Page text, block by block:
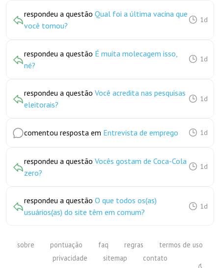
respondeu a questão Qual foi a última vacina que
você tomou?
1d
respondeu a questão É muita molecagem isso,
né?
1d
respondeu a questão Você acredita nas pesquisas
eleitorais?
1d
comentou resposta em Entrevista de emprego 1d
respondeu a questão Vocês gostam de Coca-Cola
zero?
1d
respondeu a questão O que todos os(as)
usuários(as) do site têm em comum?
1d
sobre pontuação faq regras
termos de uso
privacidade
sitemap contato